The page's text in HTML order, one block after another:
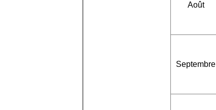
Août
Septembre